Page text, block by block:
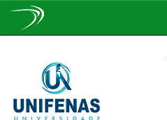
navigation